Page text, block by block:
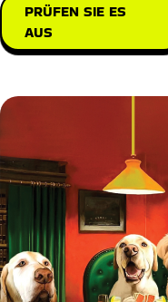
PRÜFEN SIE ES
AUS